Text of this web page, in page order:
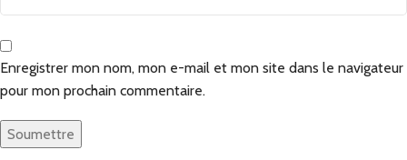
Enregistrer mon nom, mon e-mail et mon site dans le navigateur
pour mon prochain commentaire.